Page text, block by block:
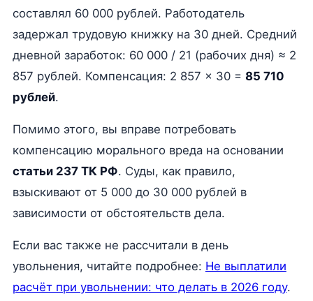
составлял 60 000 рублей. Работодатель
задержал трудовую книжку на 30 дней. Средний
дневной заработок: 60 000 / 21 (рабочих дня) ≈ 2
857 рублей. Компенсация: 2 857 × 30 = 85 710
рублей.
Помимо этого, вы вправе потребовать
компенсацию морального вреда на основании
статьи 237 ТК РФ. Суды, как правило,
взыскивают от 5 000 до 30 000 рублей в
зависимости от обстоятельств дела.
Если вас также не рассчитали в день
увольнения, читайте подробнее: Не выплатили
расчёт при увольнении: что делать в 2026 году.